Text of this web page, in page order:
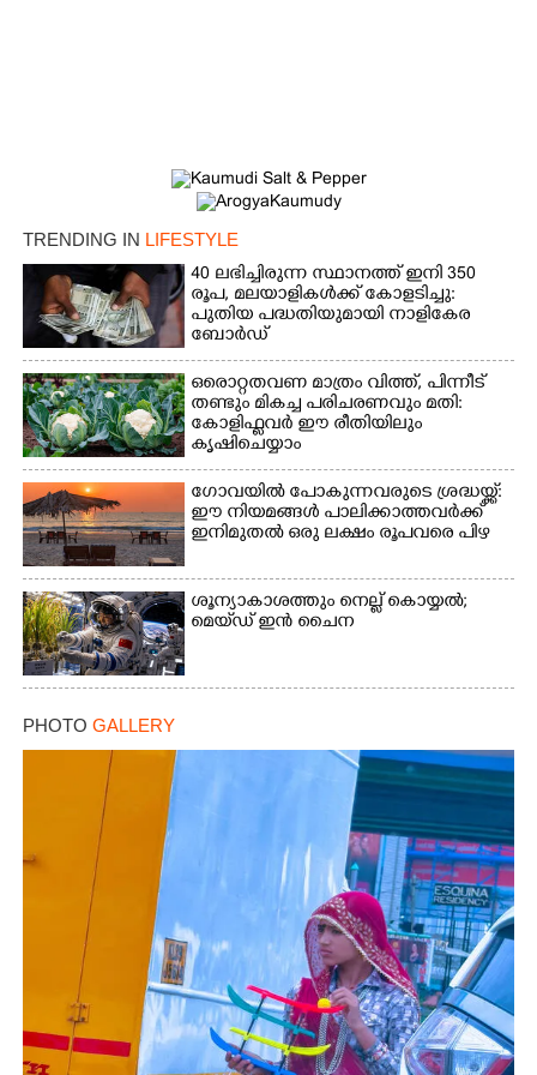
TRENDING IN LIFESTYLE
40 ലഭിച്ചിരുന്ന സ്ഥാനത്ത് ഇനി 350
രൂപ, മലയാളികൾക്ക് കോളടിച്ചു:
പുതിയ പദ്ധതിയുമായി നാളികേര
ബോർഡ്
ഒരൊറ്റതവണ മാത്രം വിത്ത്, പിന്നീട്
തണ്ടും മികച്ച പരിചരണവും മതി:
കോളിഫ്ലവർ ഈ രീതിയിലും
കൃഷിചെയ്യാം
ഗോവയിൽ പോകുന്നവരുടെ ശ്രദ്ധയ്ക്ക്:
ഈ നിയമങ്ങൾ പാലിക്കാത്തവർക്ക്
ഇനിമുതൽ ഒരു ലക്ഷം രൂപവരെ പിഴ
ശൂന്യാകാശത്തും നെല്ല് കൊയ്യൽ;
മെയ്‌ഡ് ഇൻ ചൈന
PHOTO GALLERY